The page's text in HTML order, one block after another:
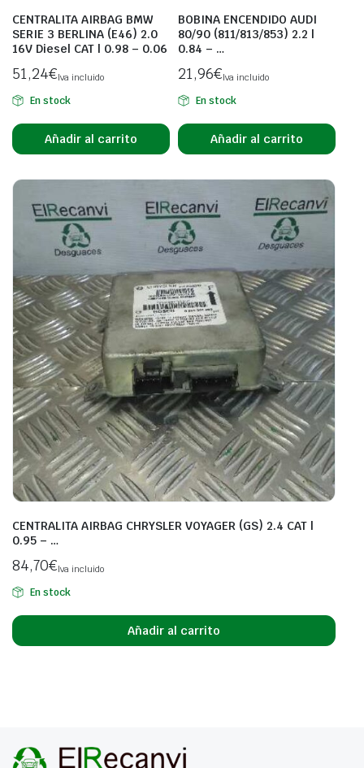
CENTRALITA AIRBAG BMW
SERIE 3 BERLINA (E46) 2.0
16V Diesel CAT | 0.98 – 0.06
51,24€Iva incluido
En stock
Añadir al carrito
BOBINA ENCENDIDO AUDI
80/90 (811/813/853) 2.2 |
0.84 – …
21,96€Iva incluido
En stock
Añadir al carrito
CENTRALITA AIRBAG CHRYSLER VOYAGER (GS) 2.4 CAT |
0.95 – …
84,70€Iva incluido
En stock
Añadir al carrito